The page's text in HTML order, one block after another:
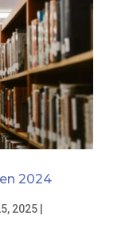
2024
2025|